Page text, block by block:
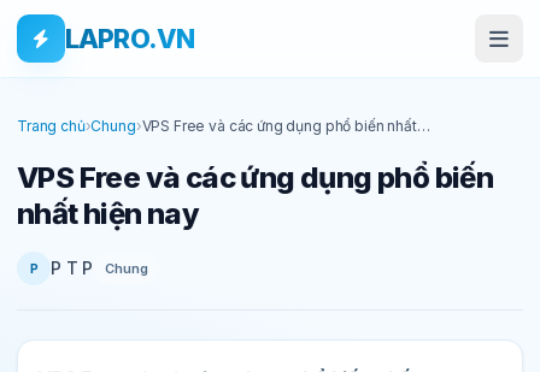
Skip to main content
Bỏ qua tới nội dung
LAPRO.VN
Trang chủ›Chung›VPS Free và các ứng dụng phổ biến nhất
VPS Free và các ứng dụng phổ biến
nhất hiện nay
P P T P Chung